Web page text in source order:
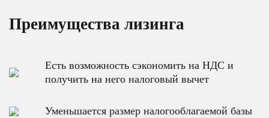
Преимущества лизинга
Есть возможность сэкономить на НДС и
получить на него налоговый вычет
Уменьшается размер налогооблагаемой базы